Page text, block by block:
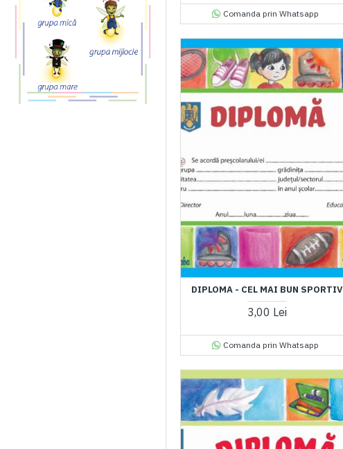
Comanda prin Whatsapp
DIPLOMA - CEL MAI BUN SPORTIV
3,00 Lei
Comanda prin Whatsapp